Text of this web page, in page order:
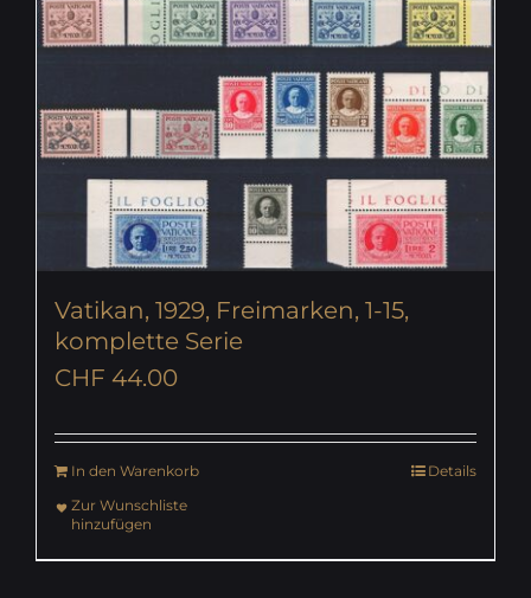
Vatikan, 1929, Freimarken, 1-15,
komplette Serie
CHF 44.00
In den Warenkorb
Details
Zur Wunschliste
hinzufügen